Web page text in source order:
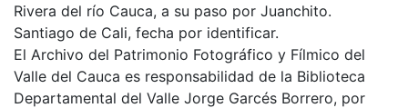
Rivera del río Cauca, a su paso por Juanchito.
Santiago de Cali, fecha por identificar.
El Archivo del Patrimonio Fotográfico y Fílmico del
Valle del Cauca es responsabilidad de la Biblioteca
Departamental del Valle Jorge Garcés Borrero, por